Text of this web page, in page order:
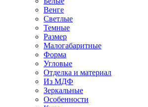
Венге
Светлые
Темные
Размер
Малогабаритные
Форма
Угловые
Отделка и материал
Из МДФ
Зеркальные
Особенности